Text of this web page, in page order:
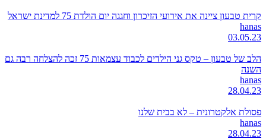
קרית טבעון ציינה את אירועי הזיכרון וחגגה יום הולדת 75 למדינת ישראל
hanas
03.05.23
הלב של טבעון – טקס גני הילדים לכבוד עצמאות 75 זכה להצלחה רבה גם
השנה
hanas
28.04.23
פסולת אלקטרונית – לא בבית שלנו
hanas
28.04.23